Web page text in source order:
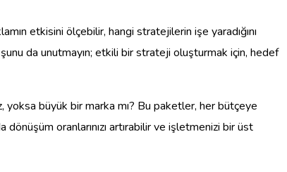
etkisini ölçebilir, hangi stratejilerin işe yaradığını
da unutmayın; etkili bir strateji oluşturmak için, hedef
büyük bir marka mı? Bu paketler, her bütçeye
oranlarınızı artırabilir ve işletmenizi bir üst